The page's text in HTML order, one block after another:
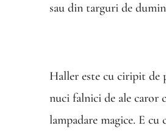
sau din targuri de
Haller este cu ciripit de
nuci falnici de ale caror
lampadare magice. E cu